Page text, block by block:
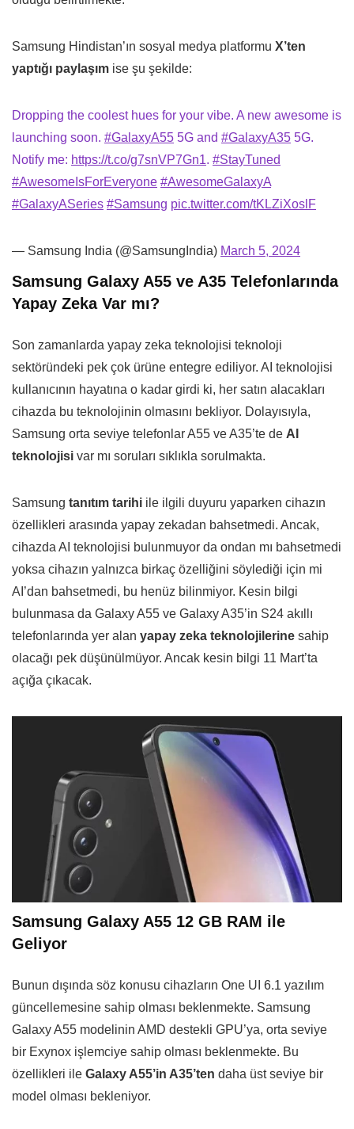
Samsung Hindistan’ın sosyal medya platformu X’ten
yaptığı paylaşım ise şu şekilde:
Dropping the coolest hues for your vibe. A new awesome is
launching soon. #GalaxyA55 5G and #GalaxyA35 5G.
Notify me: https://t.co/g7snVP7Gn1. #StayTuned
#AwesomeIsForEveryone #AwesomeGalaxyA
#GalaxyASeries #Samsung pic.twitter.com/tKLZiXoslF
— Samsung India (@SamsungIndia) March 5, 2024
Samsung Galaxy A55 ve A35 Telefonlarında
Yapay Zeka Var mı?
Son zamanlarda yapay zeka teknolojisi teknoloji
sektöründeki pek çok ürüne entegre ediliyor. AI teknolojisi
kullanıcının hayatına o kadar girdi ki, her satın alacakları
cihazda bu teknolojinin olmasını bekliyor. Dolayısıyla,
Samsung orta seviye telefonlar A55 ve A35’te de AI
teknolojisi var mı soruları sıklıkla sorulmakta.
Samsung tanıtım tarihi ile ilgili duyuru yaparken cihazın
özellikleri arasında yapay zekadan bahsetmedi. Ancak,
cihazda AI teknolojisi bulunmuyor da ondan mı bahsetmedi
yoksa cihazın yalnızca birkaç özelliğini söylediği için mi
AI’dan bahsetmedi, bu henüz bilinmiyor. Kesin bilgi
bulunmasa da Galaxy A55 ve Galaxy A35’in S24 akıllı
telefonlarında yer alan yapay zeka teknolojilerine sahip
olacağı pek düşünülmüyor. Ancak kesin bilgi 11 Mart’ta
açığa çıkacak.
Samsung Galaxy A55 12 GB RAM ile
Geliyor
Bunun dışında söz konusu cihazların One UI 6.1 yazılım
güncellemesine sahip olması beklenmekte. Samsung
Galaxy A55 modelinin AMD destekli GPU’ya, orta seviye
bir Exynox işlemciye sahip olması beklenmekte. Bu
özellikleri ile Galaxy A55’in A35’ten daha üst seviye bir
model olması bekleniyor.